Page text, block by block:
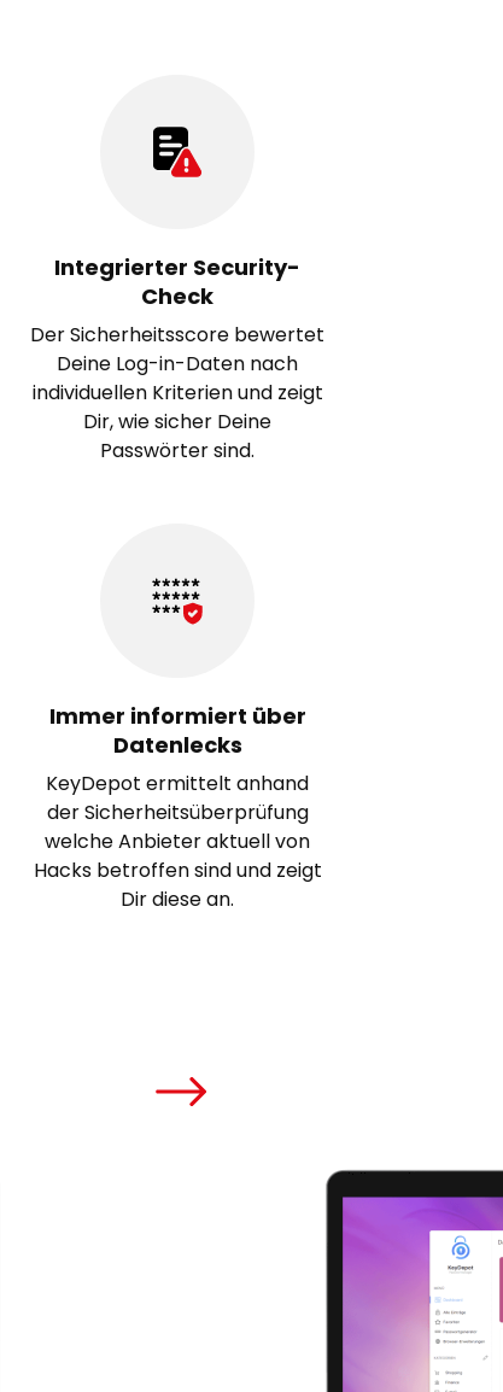
Integrierter Security-
Check
Der Sicherheitsscore bewertet
Deine Log-in-Daten nach
individuellen Kriterien und zeigt
Dir, wie sicher Deine
Passwörter sind.
Immer informiert über
Datenlecks
KeyDepot ermittelt anhand
der Sicherheitsüberprüfung
welche Anbieter aktuell von
Hacks betroffen sind und zeigt
Dir diese an.